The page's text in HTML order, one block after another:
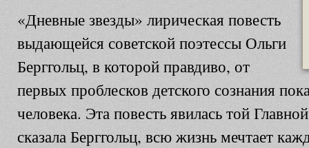
«Дневные звезды» лирическая повесть
выдающейся советской поэтессы Ольги
Берггольц, в которой правдиво, от
первых проблесков детского сознания
человека. Эта повесть явилась той
сказала Берггольц, всю жизнь мечтает